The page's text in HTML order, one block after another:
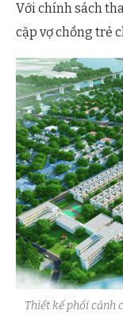
Với chính sách
cặp vợ chồng trẻ
Thiết kế phối cảnh